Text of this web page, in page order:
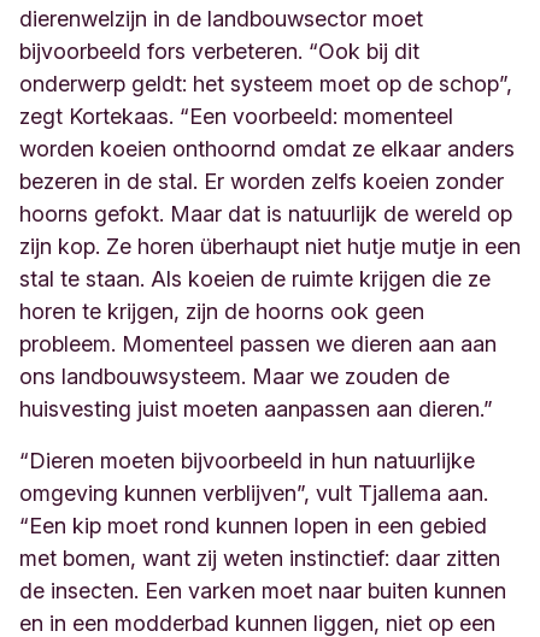
dierenwelzijn in de landbouwsector moet
bijvoorbeeld fors verbeteren. “Ook bij dit
onderwerp geldt: het systeem moet op de schop”,
zegt Kortekaas. “Een voorbeeld: momenteel
worden koeien onthoornd omdat ze elkaar anders
bezeren in de stal. Er worden zelfs koeien zonder
hoorns gefokt. Maar dat is natuurlijk de wereld op
zijn kop. Ze horen überhaupt niet hutje mutje in een
stal te staan. Als koeien de ruimte krijgen die ze
horen te krijgen, zijn de hoorns ook geen
probleem. Momenteel passen we dieren aan aan
ons landbouwsysteem. Maar we zouden de
huisvesting juist moeten aanpassen aan dieren.”
“Dieren moeten bijvoorbeeld in hun natuurlijke
omgeving kunnen verblijven”, vult Tjallema aan.
“Een kip moet rond kunnen lopen in een gebied
met bomen, want zij weten instinctief: daar zitten
de insecten. Een varken moet naar buiten kunnen
en in een modderbad kunnen liggen, niet op een